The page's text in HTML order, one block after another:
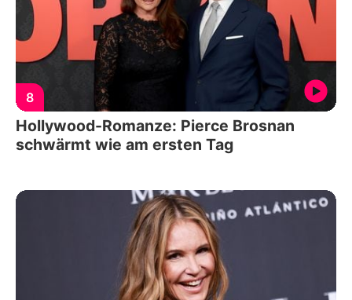
8
Hollywood-Romanze: Pierce Brosnan
schwärmt wie am ersten Tag